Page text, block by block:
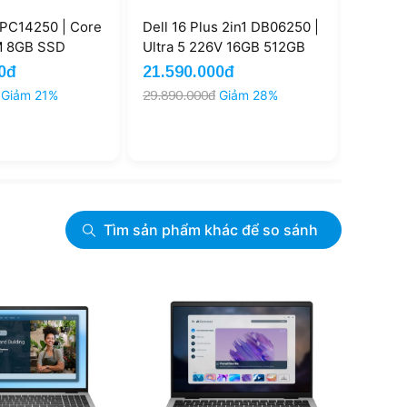
16 Plus 2in1 DB06250 |
5 226V 16GB 512GB
FHD+ Touch (New)
Giảm 28%
Dell 15 DC15255 X9YM41 |
Ryzen 7-7730U 16GB
512GB 15.6'' FHD Touch
(Outlet)
14.290.000đ
17.990.000đ Giảm 21%
Tìm sản phẩm khác để so sánh